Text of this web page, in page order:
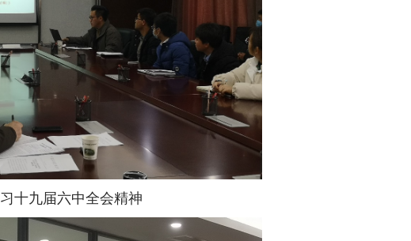
十九届六中全会精神